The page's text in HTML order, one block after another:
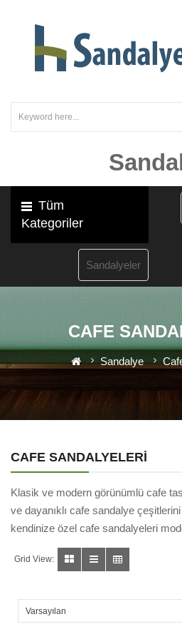
Tüm
Kategoriler
Sandalyeler
CAFE
Sandalye
CAFE SANDALYELERI
Klasik ve modern görünümlü cafe
ve dayanıklı cafe sandalye
kendinize özel cafe sandalyeleri
Grid View: